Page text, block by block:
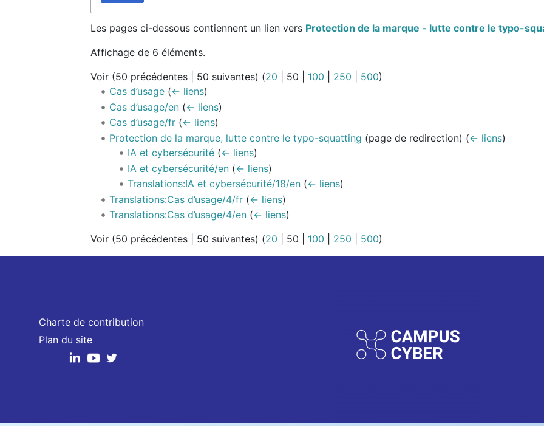
Les pages ci-dessous contiennent un lien vers Protection de la marque - lutte contre le typo-
Affichage de 6 éléments.
Voir (50 précédentes 50 suivantes) (20 50 100 250 500)
Cas d’usage (← liens)
Cas d’usage/en (← liens)
Cas d’usage/fr (← liens)
Protection de la marque, lutte contre le typo-squatting (page de redirection) (← liens)
IA et cybersécurité (← liens)
IA et cybersécurité/en (← liens)
Translations:IA et cybersécurité/18/en (← liens)
Translations:Cas d’usage/4/fr (← liens)
Translations:Cas d’usage/4/en (← liens)
Voir (50 précédentes 50 suivantes) (20 50 100 250 500)
Charte de contribution
Plan du site